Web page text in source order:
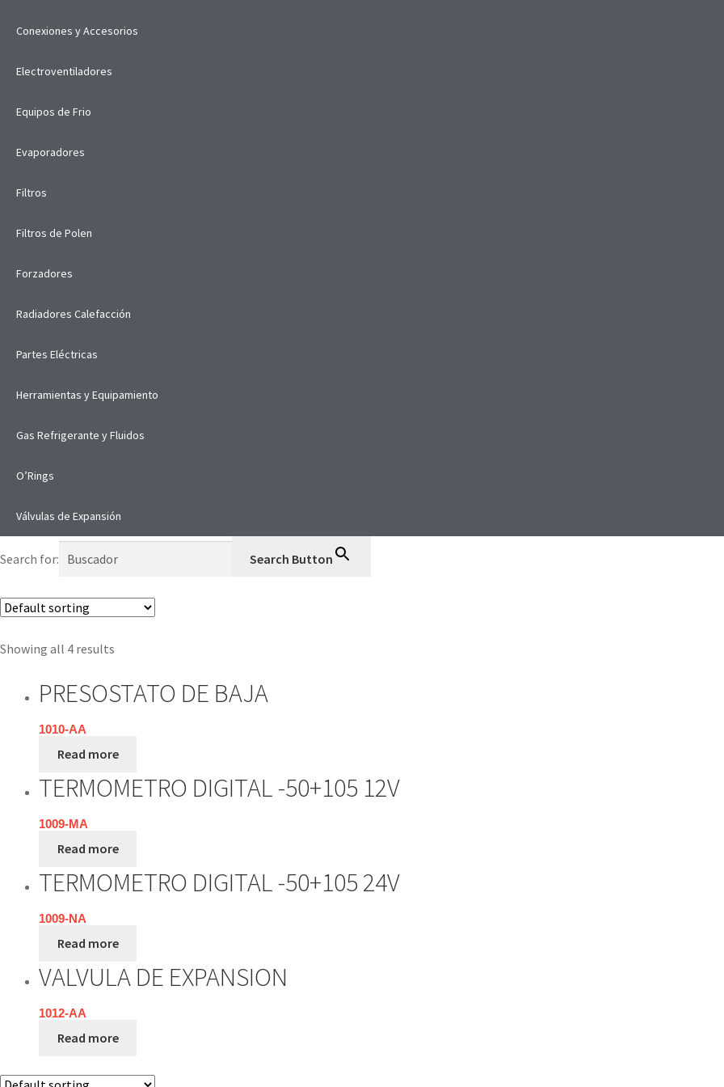
Conexiones y Accesorios
Electroventiladores
Equipos de Frio
Evaporadores
Filtros
Filtros de Polen
Forzadores
Radiadores Calefacción
Partes Eléctricas
Herramientas y Equipamiento
Gas Refrigerante y Fluidos
O’Rings
Válvulas de Expansión
Search for: Search Button
Showing all 4 results
PRESOSTATO DE BAJA
1010-AA
Read more
TERMOMETRO DIGITAL -50+105 12V
1009-MA
Read more
TERMOMETRO DIGITAL -50+105 24V
1009-NA
Read more
VALVULA DE EXPANSION
1012-AA
Read more